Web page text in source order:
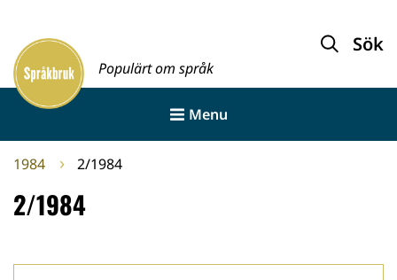
innehållet
Framsida
Populärt om språk
Sök
Menu
1984 2/1984
2/1984